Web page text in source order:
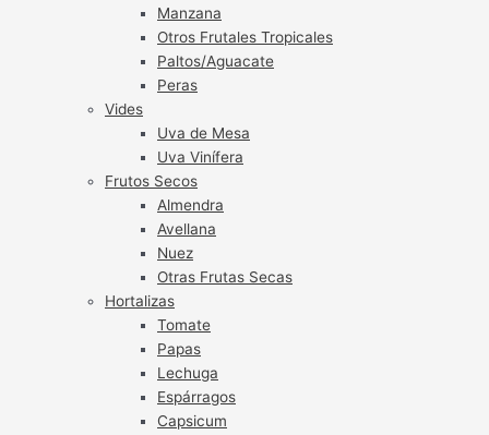
Manzana
Otros Frutales Tropicales
Paltos/Aguacate
Peras
Vides
Uva de Mesa
Uva Vinífera
Frutos Secos
Almendra
Avellana
Nuez
Otras Frutas Secas
Hortalizas
Tomate
Papas
Lechuga
Espárragos
Capsicum